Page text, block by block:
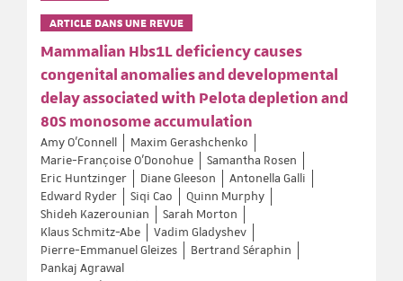
ARTICLE DANS UNE REVUE
Mammalian Hbs1L deficiency causes
congenital anomalies and developmental
delay associated with Pelota depletion and
80S monosome accumulation
Amy O'Connell
Maxim Gerashchenko
Marie-Françoise O'Donohue
Samantha Rosen
Eric Huntzinger
Diane Gleeson
Antonella Galli
Edward Ryder
Siqi Cao
Quinn Murphy
Shideh Kazerounian
Sarah Morton
Klaus Schmitz-Abe
Vadim Gladyshev
Pierre-Emmanuel Gleizes
Bertrand Séraphin
Pankaj Agrawal